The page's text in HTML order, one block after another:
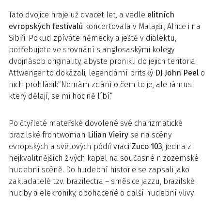
Tato dvojice hraje už dvacet let, a vedle elitních
evropských festivalů koncertovala v Malajsii, Africe i na
Sibiři. Pokud zpíváte německy a ještě v dialektu,
potřebujete ve srovnání s anglosaskými kolegy
dvojnásob originality, abyste pronikli do jejich teritoria.
Attwenger to dokázali, legendární britský DJ John Peel o
nich prohlásil:“Nemám zdání o čem to je, ale rámus
který dělají, se mi hodně líbí.“
Po čtyřleté mateřské dovolené své charizmatické
brazilské frontwoman Lilian Vieiry se na scény
evropských a světových pódií vrací Zuco 103, jedna z
nejkvalitnějších živých kapel na současné nizozemské
hudební scéně. Do hudební historie se zapsali jako
zakladatelé tzv. brazilectra – směsice jazzu, brazilské
hudby a elekroniky, obohacené o další hudební vlivy.